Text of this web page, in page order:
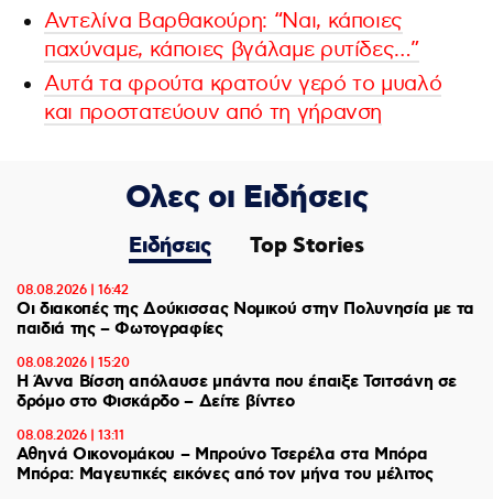
Αντελίνα Βαρθακούρη: “Ναι, κάποιες
παχύναμε, κάποιες βγάλαμε ρυτίδες…”
Αυτά τα φρούτα κρατούν γερό το μυαλό
και προστατεύουν από τη γήρανση
Ολες οι Ειδήσεις
Ειδήσεις Top Stories
08.08.2026 | 16:42
Οι διακοπές της Δούκισσας Νομικού στην Πολυνησία με τα
παιδιά της – Φωτογραφίες
08.08.2026 | 15:20
Η Άννα Βίσση απόλαυσε μπάντα που έπαιξε Τσιτσάνη σε
δρόμο στο Φισκάρδο – Δείτε βίντεο
08.08.2026 | 13:11
Αθηνά Οικονομάκου – Μπρούνο Τσερέλα στα Μπόρα
Μπόρα: Mαγευτικές εικόνες από τον μήνα του μέλιτος